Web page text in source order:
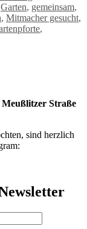
Garten, gemeinsam,
, Mitmacher gesucht,
,
Meußlitzer Straße
sind herzlich